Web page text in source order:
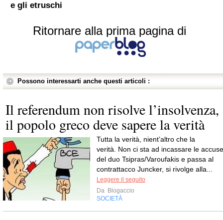
e gli etruschi
Ritornare alla prima pagina di
Possono interessarti anche questi articoli :
Il referendum non risolve l’insolvenza,
il popolo greco deve sapere la verità
Tutta la verità, nient’altro che la
verità. Non ci sta ad incassare le accuse
del duo Tsipras/Varoufakis e passa al
contrattacco Juncker, si rivolge alla...
Leggere il seguito
Da Blogaccio
SOCIETÀ